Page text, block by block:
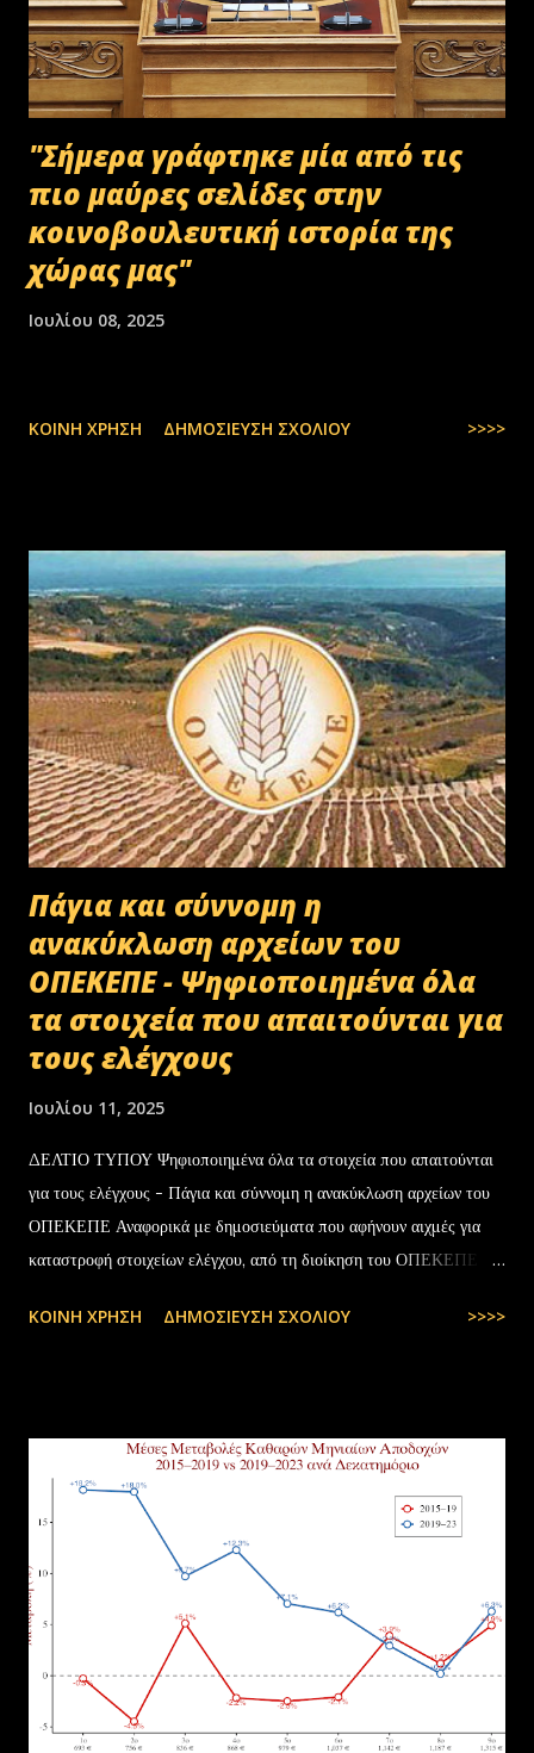
"Σήμερα γράφτηκε μία από τις
πιο μαύρες σελίδες στην
κοινοβουλευτική ιστορία της
χώρας μας"
Ιουλίου 08, 2025
ΚΟΙΝΉ ΧΡΉΣΗ ΔΗΜΟΣΊΕΥΣΗ ΣΧΟΛΊΟΥ >>>>
Πάγια και σύννομη η
ανακύκλωση αρχείων του
ΟΠΕΚΕΠΕ - Ψηφιοποιημένα όλα
τα στοιχεία που απαιτούνται για
τους ελέγχους
Ιουλίου 11, 2025
ΔΕΛΤΙΟ ΤΥΠΟΥ Ψηφιοποιημένα όλα τα στοιχεία που απαιτούνται
για τους ελέγχους - Πάγια και σύννομη η ανακύκλωση αρχείων του
ΟΠΕΚΕΠΕ Αναφορικά με δημοσιεύματα που αφήνουν αιχμές για
καταστροφή στοιχείων ελέγχου, από τη διοίκηση του ΟΠΕΚΕΠΕ
εστάλη προς ανακύκλωση στις 10-07-2025 στην Θεσσαλονίκη,
αποστολή των Πινάκων αρχείων Καταστρεπτέων Υλικών της ΠΔ
Μακεδονίας-Θράκης και ολοκληρώθηκε με το υπ.αρ.πρωτ.
23412/02-07-2025 έγγραφο της ΑΑΔΕ και το από 10-07-2025
πρωτόκολλο παράδοσης υλικών μεταξύ της ΑΑΔΕ-Γενική Δ/νση
Τελωνείων-Τμήμα Διαχείρισης Δημόσιου Υλικού και της
συνεργαζόμενης με αυτήν εταιρείας ανακύκλωσης. Διευκρινίζεται ότι
στο αρχείο αυτό δεν συμπεριλαμβάνονταν αρχειακό υλικό που είχε
κοινοποιηθεί ότι ελέγχεται και στο ψηφιακό αρχείο του ΟΠΕΚΕΠ...
ΚΟΙΝΉ ΧΡΉΣΗ ΔΗΜΟΣΊΕΥΣΗ ΣΧΟΛΊΟΥ >>>>